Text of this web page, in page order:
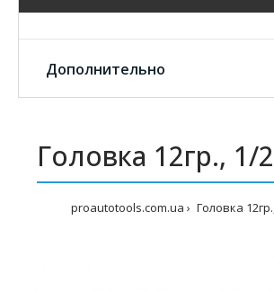
Дополнительно
Головка 12гр., 1/
proautotools.com.ua Головка